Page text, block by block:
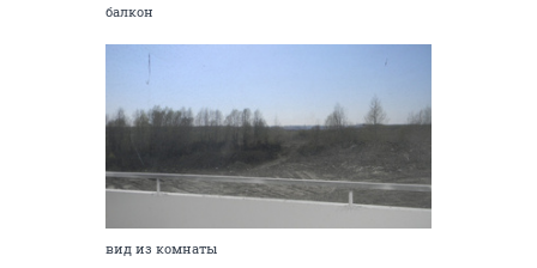
балкон
вид из комнаты